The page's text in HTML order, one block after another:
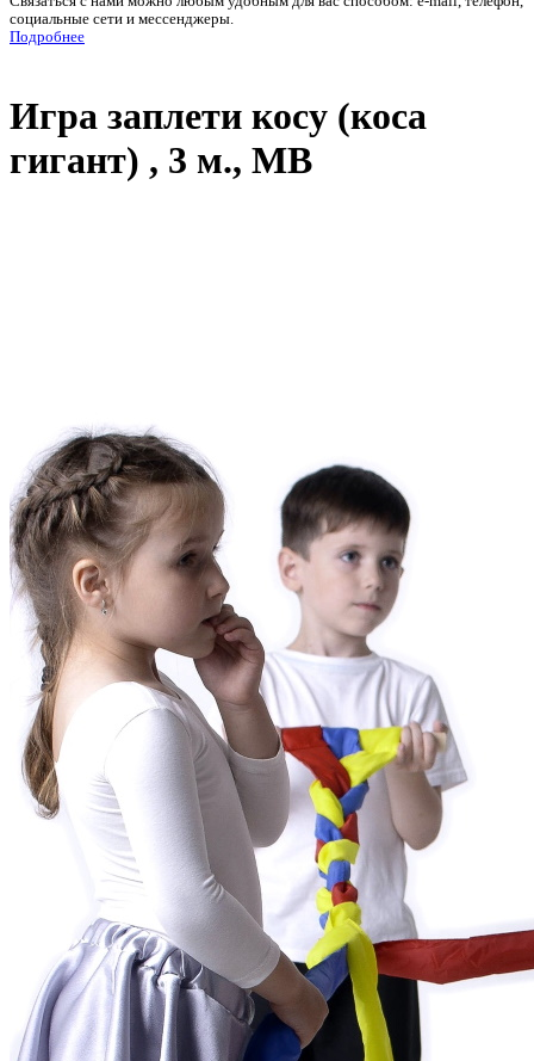
социальные сети и мессенджеры.
Подробнее
Игра заплети косу (коса
гигант) , 3 м., МВ